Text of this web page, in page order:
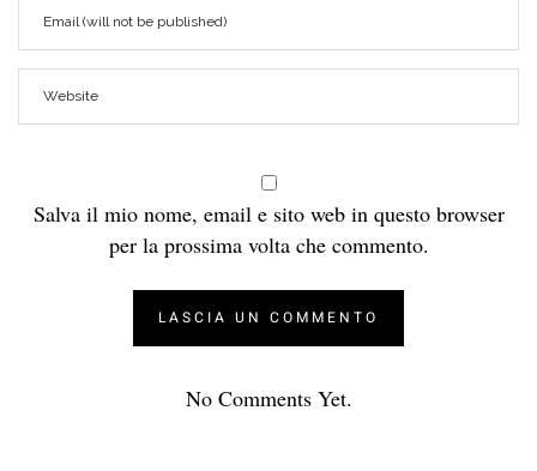
Salva il mio nome, email e sito web in questo browser
per la prossima volta che commento.
No Comments Yet.